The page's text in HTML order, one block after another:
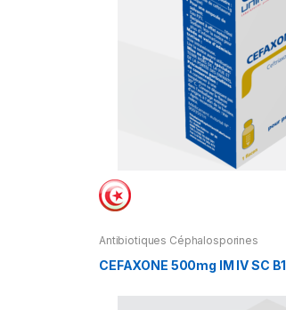
Antibiotiques Céphalosporines
CEFAXONE 500mg IM IV SC B1